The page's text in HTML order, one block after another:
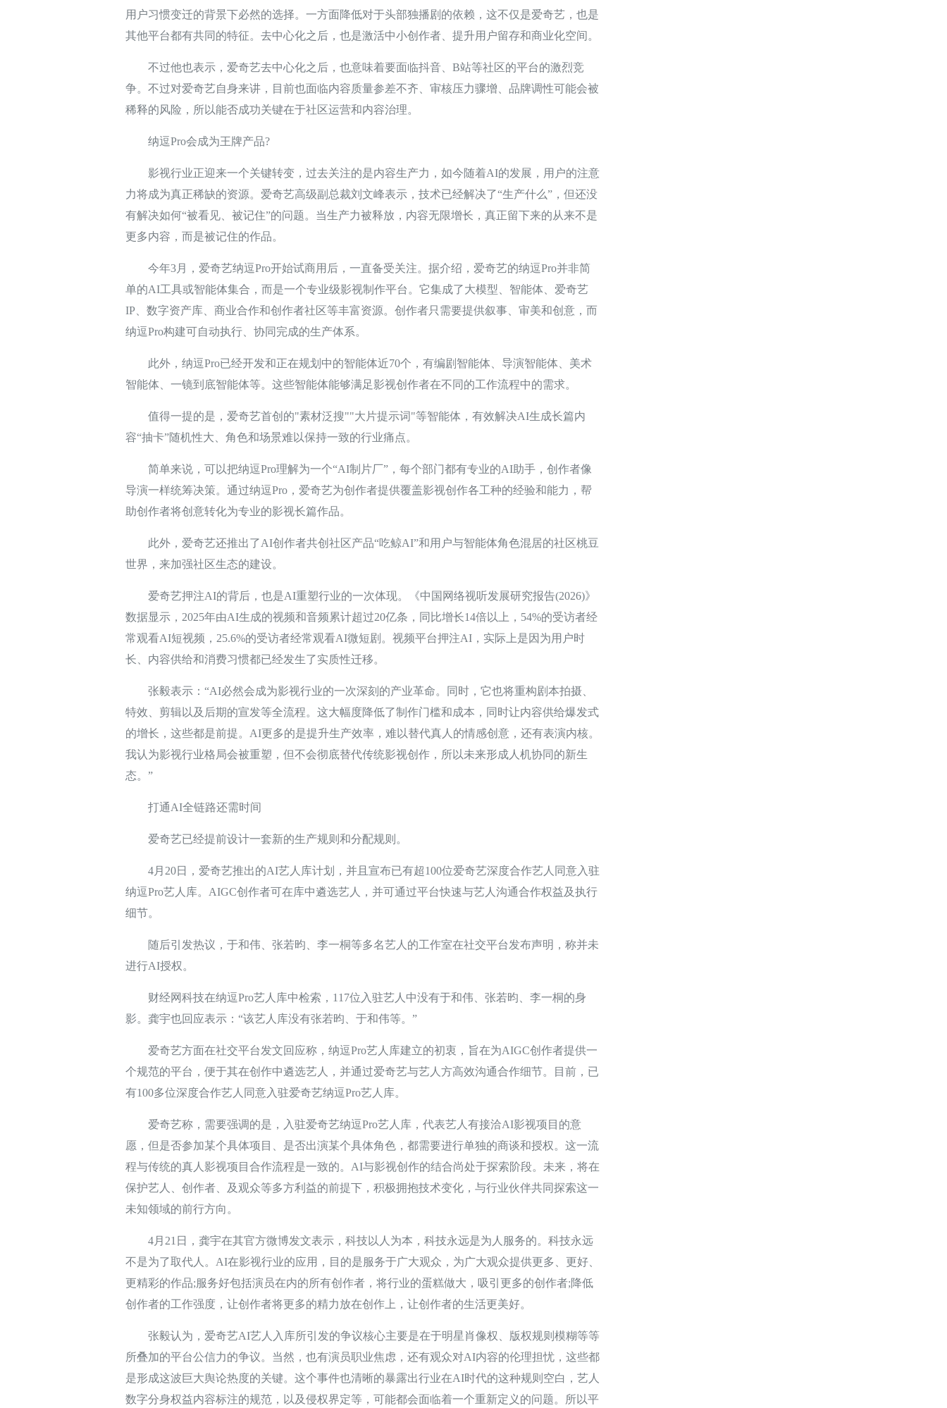
用户习惯变迁的背景下必然的选择。一方面降低对于头部独播剧的依赖，这不仅是爱奇艺，也是
其他平台都有共同的特征。去中心化之后，也是激活中小创作者、提升用户留存和商业化空间。
不过他也表示，爱奇艺去中心化之后，也意味着要面临抖音、B站等社区的平台的激烈竞
争。不过对爱奇艺自身来讲，目前也面临内容质量参差不齐、审核压力骤增、品牌调性可能会被
稀释的风险，所以能否成功关键在于社区运营和内容治理。
纳逗Pro会成为王牌产品?
影视行业正迎来一个关键转变，过去关注的是内容生产力，如今随着AI的发展，用户的注意
力将成为真正稀缺的资源。爱奇艺高级副总裁刘文峰表示，技术已经解决了“生产什么”，但还没
有解决如何“被看见、被记住”的问题。当生产力被释放，内容无限增长，真正留下来的从来不是
更多内容，而是被记住的作品。
今年3月，爱奇艺纳逗Pro开始试商用后，一直备受关注。据介绍，爱奇艺的纳逗Pro并非简
单的AI工具或智能体集合，而是一个专业级影视制作平台。它集成了大模型、智能体、爱奇艺
IP、数字资产库、商业合作和创作者社区等丰富资源。创作者只需要提供叙事、审美和创意，而
纳逗Pro构建可自动执行、协同完成的生产体系。
此外，纳逗Pro已经开发和正在规划中的智能体近70个，有编剧智能体、导演智能体、美术
智能体、一镜到底智能体等。这些智能体能够满足影视创作者在不同的工作流程中的需求。
值得一提的是，爱奇艺首创的"素材泛搜""大片提示词"等智能体，有效解决AI生成长篇内
容“抽卡”随机性大、角色和场景难以保持一致的行业痛点。
简单来说，可以把纳逗Pro理解为一个“AI制片厂”，每个部门都有专业的AI助手，创作者像
导演一样统筹决策。通过纳逗Pro，爱奇艺为创作者提供覆盖影视创作各工种的经验和能力，帮
助创作者将创意转化为专业的影视长篇作品。
此外，爱奇艺还推出了AI创作者共创社区产品“吃鲸AI”和用户与智能体角色混居的社区桃豆
世界，来加强社区生态的建设。
爱奇艺押注AI的背后，也是AI重塑行业的一次体现。《中国网络视听发展研究报告(2026)》
数据显示，2025年由AI生成的视频和音频累计超过20亿条，同比增长14倍以上，54%的受访者经
常观看AI短视频，25.6%的受访者经常观看AI微短剧。视频平台押注AI，实际上是因为用户时
长、内容供给和消费习惯都已经发生了实质性迁移。
张毅表示：“AI必然会成为影视行业的一次深刻的产业革命。同时，它也将重构剧本拍摄、
特效、剪辑以及后期的宣发等全流程。这大幅度降低了制作门槛和成本，同时让内容供给爆发式
的增长，这些都是前提。AI更多的是提升生产效率，难以替代真人的情感创意，还有表演内核。
我认为影视行业格局会被重塑，但不会彻底替代传统影视创作，所以未来形成人机协同的新生
态。”
打通AI全链路还需时间
爱奇艺已经提前设计一套新的生产规则和分配规则。
4月20日，爱奇艺推出的AI艺人库计划，并且宣布已有超100位爱奇艺深度合作艺人同意入驻
纳逗Pro艺人库。AIGC创作者可在库中遴选艺人，并可通过平台快速与艺人沟通合作权益及执行
细节。
随后引发热议，于和伟、张若昀、李一桐等多名艺人的工作室在社交平台发布声明，称并未
进行AI授权。
财经网科技在纳逗Pro艺人库中检索，117位入驻艺人中没有于和伟、张若昀、李一桐的身
影。龚宇也回应表示：“该艺人库没有张若昀、于和伟等。”
爱奇艺方面在社交平台发文回应称，纳逗Pro艺人库建立的初衷，旨在为AIGC创作者提供一
个规范的平台，便于其在创作中遴选艺人，并通过爱奇艺与艺人方高效沟通合作细节。目前，已
有100多位深度合作艺人同意入驻爱奇艺纳逗Pro艺人库。
爱奇艺称，需要强调的是，入驻爱奇艺纳逗Pro艺人库，代表艺人有接洽AI影视项目的意
愿，但是否参加某个具体项目、是否出演某个具体角色，都需要进行单独的商谈和授权。这一流
程与传统的真人影视项目合作流程是一致的。AI与影视创作的结合尚处于探索阶段。未来，将在
保护艺人、创作者、及观众等多方利益的前提下，积极拥抱技术变化，与行业伙伴共同探索这一
未知领域的前行方向。
4月21日，龚宇在其官方微博发文表示，科技以人为本，科技永远是为人服务的。科技永远
不是为了取代人。AI在影视行业的应用，目的是服务于广大观众，为广大观众提供更多、更好、
更精彩的作品;服务好包括演员在内的所有创作者，将行业的蛋糕做大，吸引更多的创作者;降低
创作者的工作强度，让创作者将更多的精力放在创作上，让创作者的生活更美好。
张毅认为，爱奇艺AI艺人入库所引发的争议核心主要是在于明星肖像权、版权规则模糊等等
所叠加的平台公信力的争议。当然，也有演员职业焦虑，还有观众对AI内容的伦理担忧，这些都
是形成这波巨大舆论热度的关键。这个事件也清晰的暴露出行业在AI时代的这种规则空白，艺人
数字分身权益内容标注的规范，以及侵权界定等，可能都会面临着一个重新定义的问题。所以平